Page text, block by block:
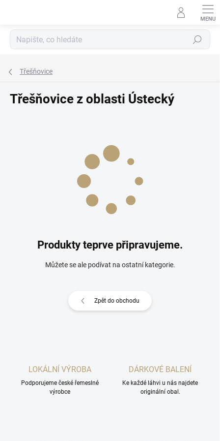
Hledat
Třešňovice
Třešňovice z oblasti Ústecký
Produkty teprve připravujeme.
Můžete se ale podívat na ostatní kategorie.
Zpět do obchodu
LOKÁLNÍ VÝROBA
Podporujeme české řemeslné
výrobce
DÁRKOVÉ BALENÍ
Ke každé láhvi u nás najdete
originální obal.